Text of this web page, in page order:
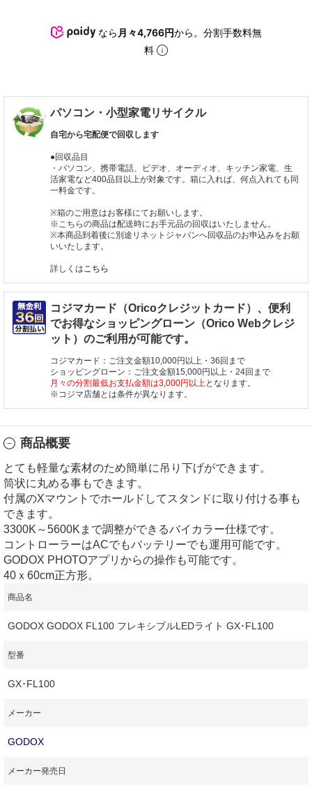
なら 月々4,766円から。分割手数料無
料
パソコン・小型家電リサイクル
自宅から宅配便で回収します
●回収品目
・パソコン、携帯電話、ビデオ、オーディオ、キッチン家電、生
活家電など400品目以上が対象です。箱に入れば、何点入れても同
一料金です。
※箱のご用意はお客様にてお願いします。
※こちらの商品は配送時にお手元品の回収はいたしません。
※本商品到着後に別途リネットジャパンへ回収品のお申込みをお願
いいたします。
詳しくはこちら
コジマカード（Oricoクレジットカード）、便利
でお得なショッピングローン（Orico Webクレジ
ット）のご利用が可能です。
コジマカード：ご注文金額10,000円以上・36回まで
ショッピングローン：ご注文金額15,000円以上・24回まで
月々の分割最低お支払金額は3,000円以上となります。
※コジマ店舗とは条件が異なります。
商品概要
とても軽量な素材のため簡単に吊り下げができます。
筒状に丸める事もできます。
付属のXマウントでホールドしてスタンドに取り付ける事も
できます。
3300K～5600Kまで調整ができるバイカラー仕様です。
コントローラーはACでもバッテリーでも運用可能です。
GODOX PHOTOアプリからの操作も可能です。
40ｘ60cm正方形。
商品名
GODOX GODOX FL100 フレキシブルLEDライト GX･FL100
型番
GX･FL100
メーカー
GODOX
メーカー発売日